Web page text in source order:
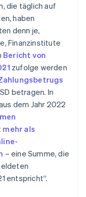
die täglich auf
haben
denn je,
Finanzinstitute
Bericht von
zufolge werden
betragen. In
dem Jahr 2022
mehr als
– eine Summe, die
entspricht“.